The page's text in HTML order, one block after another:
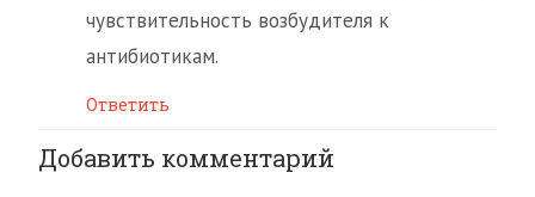
чувствительность возбудителя к
антибиотикам.
Ответить
Добавить комментарий